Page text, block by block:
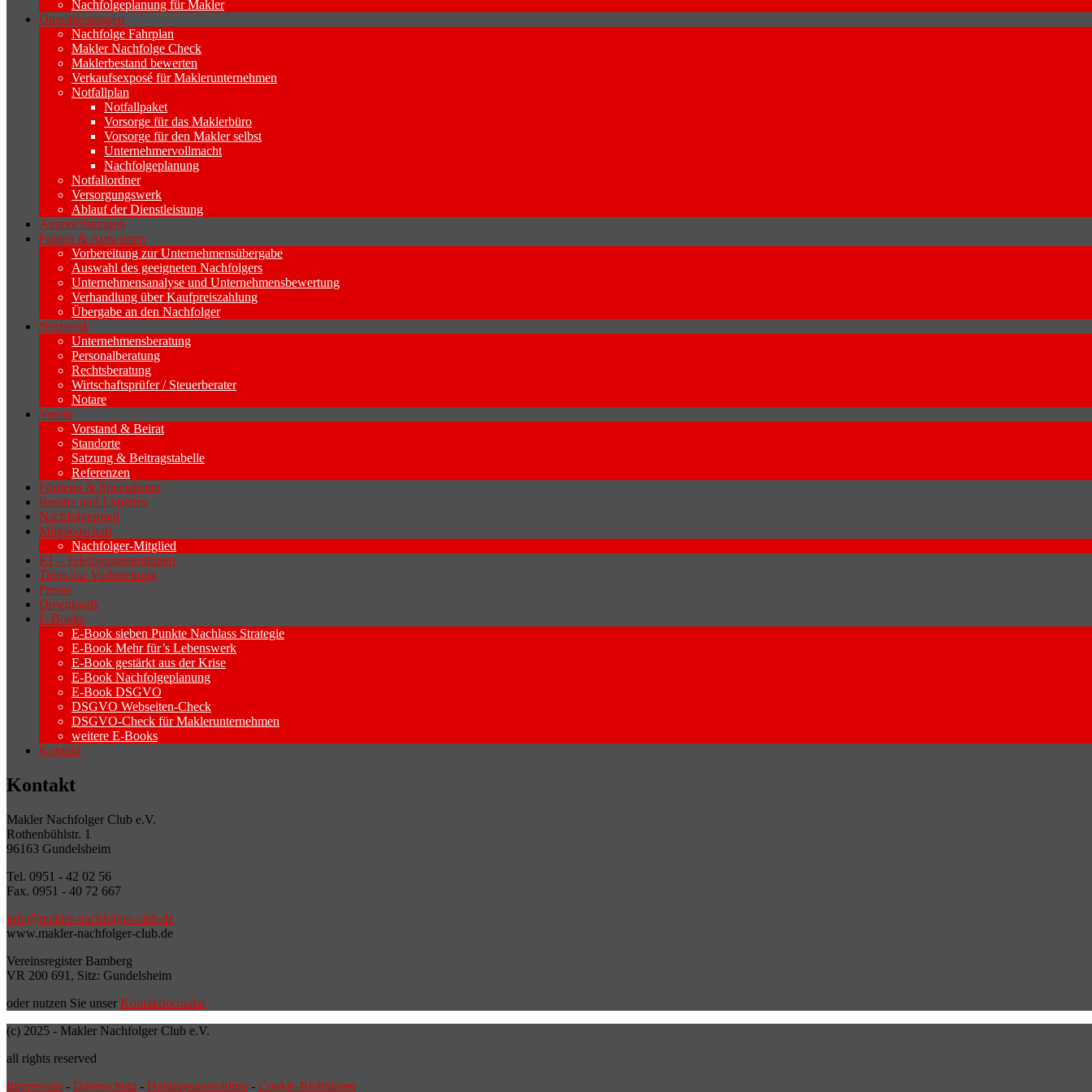
Nachfolgeplanung für Makler
Dienstleistungen
Nachfolge Fahrplan
Makler Nachfolge Check
Maklerbestand bewerten
Verkaufsexposé für Maklerunternehmen
Notfallplan
Notfallpaket
Vorsorge für das Maklerbüro
Vorsorge für den Makler selbst
Unternehmervollmacht
Nachfolgeplanung
Notfallordner
Versorgungswerk
Ablauf der Dienstleistung
Auszeichnungen
Fragen & Antworten
Vorbereitung zur Unternehmensübergabe
Auswahl des geeigneten Nachfolgers
Unternehmensanalyse und Unternehmensbewertung
Verhandlung über Kaufpreiszahlung
Übergabe an den Nachfolger
Netzwerk
Unternehmensberatung
Personalberatung
Rechtsberatung
Wirtschaftsprüfer / Steuerberater
Notare
Verein
Vorstand & Beirat
Standorte
Satzung & Beitragstabelle
Referenzen
Förderer & Spezialisten
Berater und Experten
Nachfolgerpool
Mitgliedschaft
Nachfolger-Mitglied
KI – Telefonassistentinnen
Tipps zur Vorbereitung
Presse
Downloads
E-Books
E-Book sieben Punkte Nachlass Strategie
E-Book Mehr für’s Lebenswerk
E-Book gestärkt aus der Krise
E-Book Nachfolgeplanung
E-Book DSGVO
DSGVO Webseiten-Check
DSGVO-Check für Maklerunternehmen
weitere E-Books
Kontakt
Kontakt
Makler Nachfolger Club e.V.
Rothenbühlstr. 1
96163 Gundelsheim
Tel. 0951 - 42 02 56
Fax. 0951 - 40 72 667
info@makler-nachfolger-club.de
www.makler-nachfolger-club.de
Vereinsregister Bamberg
VR 200 691, Sitz: Gundelsheim
oder nutzen Sie unser Kontaktformular
(c) 2025 - Makler Nachfolger Club e.V.
all rights reserved
Impressum - Datenschutz - Haftungsausschluss - Cookie-Richtlinien